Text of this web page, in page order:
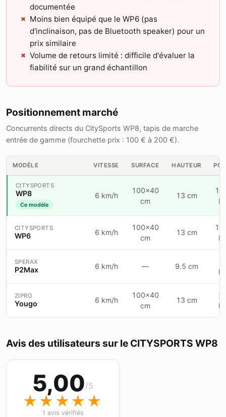
documentée
Moins bien équipé que le WP6 (pas
d'inclinaison, pas de Bluetooth speaker) pour un
prix similaire
Volume de retours limité : difficile d'évaluer la
fiabilité sur un grand échantillon
Positionnement marché
Concurrents directs du CitySports WP8, tapis de marche
entrée de gamme (fourchette prix : 100 € à 200 €).
MODÈLE VITESSE SURFACE HAUTEUR
CITYSPORTS
WP8
Ce modèle
6 km/h
100×40
cm
13 cm
CITYSPORTS
WP6 6 km/h
100×40
cm
13 cm
SPERAX
P2Max 6 km/h — 9.5 cm
ZIPRO
Yougo 6 km/h
100×40
cm
13 cm
Avis des utilisateurs sur le CITYSPORTS WP8
5,00/5
★★★★★
★★★★★
1 avis vérifiés